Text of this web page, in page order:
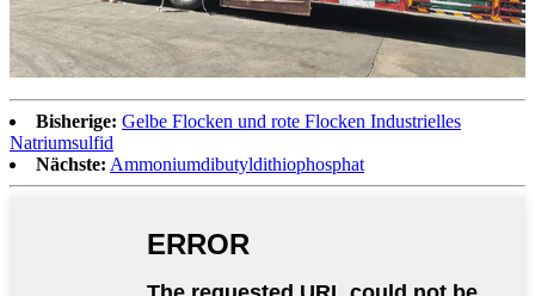
Bisherige: Gelbe Flocken und rote Flocken Industrielles
Natriumsulfid
Nächste: Ammoniumdibutyldithiophosphat